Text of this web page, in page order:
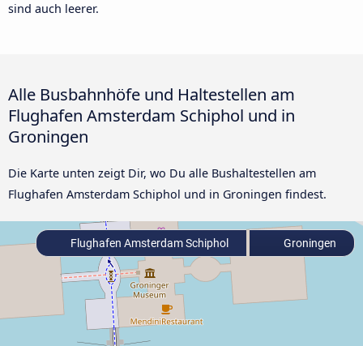
sind auch leerer.
Alle Busbahnhöfe und Haltestellen am
Flughafen Amsterdam Schiphol und in
Groningen
Die Karte unten zeigt Dir, wo Du alle Bushaltestellen am
Flughafen Amsterdam Schiphol und in Groningen findest.
Flughafen Amsterdam Schiphol Groningen